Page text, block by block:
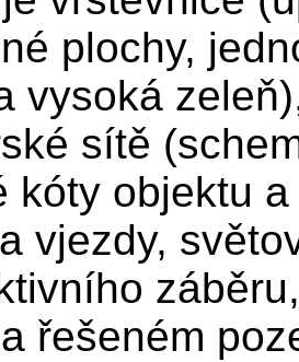
plochy,
vysoká
sítě
kóty objektu
vjezdy,
řešeném